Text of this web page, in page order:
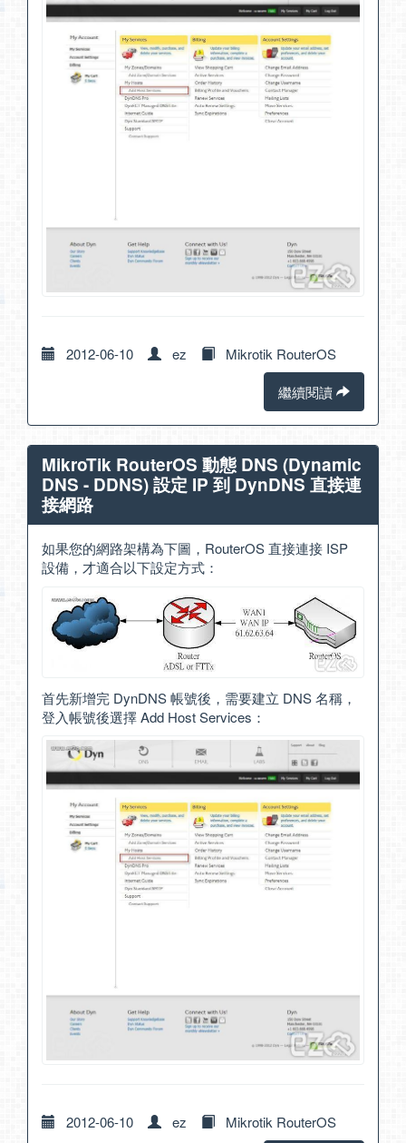
2012-06-10 ez
Mikrotik RouterOS
繼續閱讀
MikroTik RouterOS 動態 DNS (Dynamic
DNS - DDNS) 設定 IP 到 DynDNS 直接連
接網路
如果您的網路架構為下圖，RouterOS 直接連接 ISP
設備，才適合以下設定方式：
首先新增完 DynDNS 帳號後，需要建立 DNS 名稱，
登入帳號後選擇 Add Host Services：
2012-06-10 ez Mikrotik RouterOS